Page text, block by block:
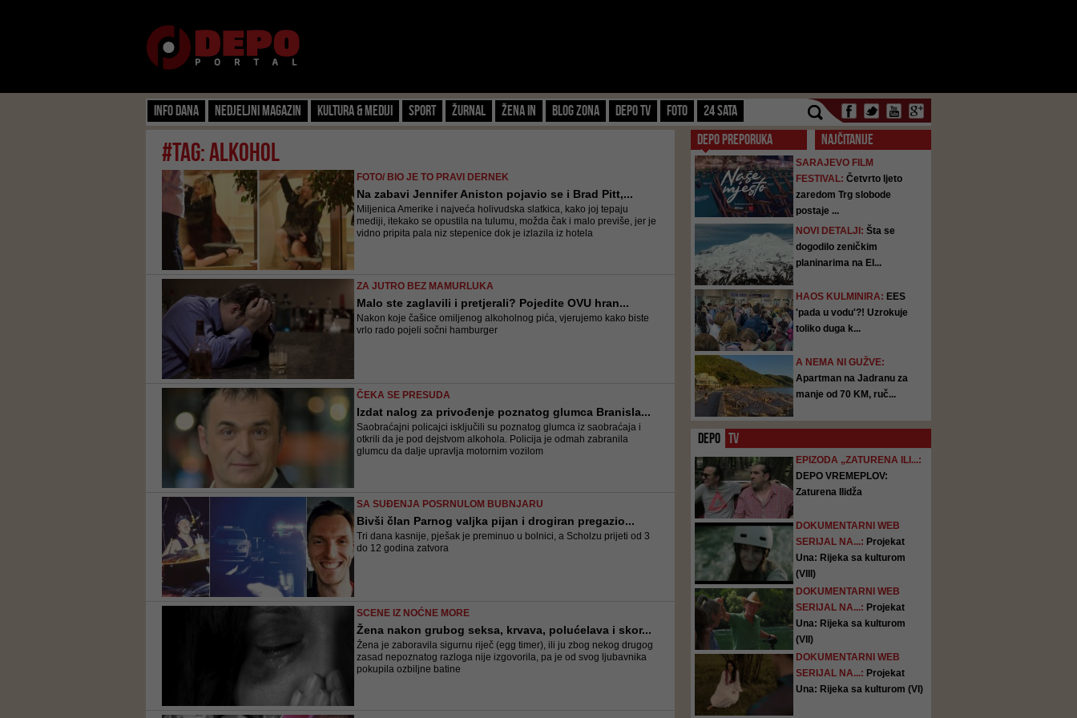
Info dana Nedjeljni magazin Kultura & Mediji Sport Žurnal Žena IN Blog zona Depo TV FOTO 24 SATA
#tag: alkohol
FOTO/ BIO JE TO PRAVI DERNEK
Na zabavi Jennifer Aniston pojavio se i Brad Pitt,...
Miljenica Amerike i najveća holivudska slatkica, kako joj tepaju
mediji, itekako se opustila na tulumu, možda čak i malo previše, jer je
vidno pripita pala niz stepenice dok je izlazila iz hotela
ZA JUTRO BEZ MAMURLUKA
Malo ste zaglavili i pretjerali? Pojedite OVU hran...
Nakon koje čašice omiljenog alkoholnog pića, vjerujemo kako biste
vrlo rado pojeli sočni hamburger
ČEKA SE PRESUDA
Izdat nalog za privođenje poznatog glumca Branisla...
Saobraćajni policajci isključili su poznatog glumca iz saobraćaja i
otkrili da je pod dejstvom alkohola. Policija je odmah zabranila
glumcu da dalje upravlja motornim vozilom
SA SUĐENJA POSRNULOM BUBNJARU
Bivši član Parnog valjka pijan i drogiran pregazio...
Tri dana kasnije, pješak je preminuo u bolnici, a Scholzu prijeti od 3
do 12 godina zatvora
SCENE IZ NOĆNE MORE
Žena nakon grubog seksa, krvava, polućelava i skor...
Žena je zaboravila sigurnu riječ (egg timer), ili ju zbog nekog drugog
zasad nepoznatog razloga nije izgovorila, pa je od svog ljubavnika
pokupila ozbiljne batine
DEPO PREPORUKA NAJČITANIJE
SARAJEVO FILM
FESTIVAL: Četvrto ljeto
zaredom Trg slobode
postaje ...
NOVI DETALJI: Šta se
dogodilo zeničkim
planinarima na El...
HAOS KULMINIRA: EES
'pada u vodu'?! Uzrokuje
toliko duga k...
A NEMA NI GUŽVE:
Apartman na Jadranu za
manje od 70 KM, ruč...
DEPO TV
EPIZODA „ZATURENA ILI...:
DEPO VREMEPLOV:
Zaturena Ilidža
DOKUMENTARNI WEB
SERIJAL NA...: Projekat
Una: Rijeka sa kulturom
(VIII)
DOKUMENTARNI WEB
SERIJAL NA...: Projekat
Una: Rijeka sa kulturom
(VII)
DOKUMENTARNI WEB
SERIJAL NA...: Projekat
Una: Rijeka sa kulturom (VI)